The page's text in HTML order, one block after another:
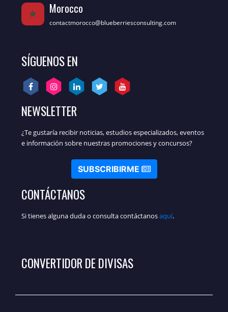
Morocco
contactmorocco@blueberriesconsulting.com
SÍGUENOS EN
NEWSLETTER
¿Te gustaría recibir noticias, estudios especializados, eventos
e información sobre nuestras promociones y concursos?
SUBSCRIBIRME
CONTÁCTANOS
Si tienes alguna duda o consulta contáctanosaquí.
CONVERTIDOR DE DIVISAS